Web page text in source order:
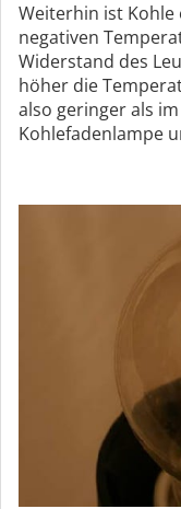
Weiterhin ist Kohle
negativen
Widerstand des
höher die
also geringer als
Kohlefadenlampe